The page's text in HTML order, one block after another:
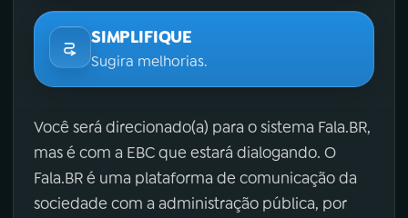
SIMPLIFIQUE
Sugira melhorias.
Você será direcionado(a) para o sistema Fala.BR,
mas é com a EBC que estará dialogando. O
Fala.BR é uma plataforma de comunicação da
sociedade com a administração pública, por